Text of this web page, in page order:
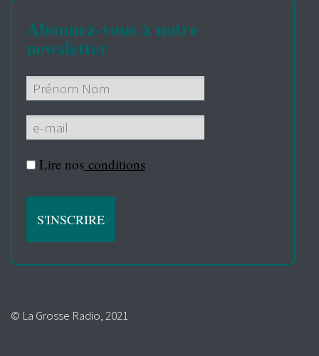
Abonnez-vous à notre
newsletter
Lire nos conditions
© La Grosse Radio, 2021